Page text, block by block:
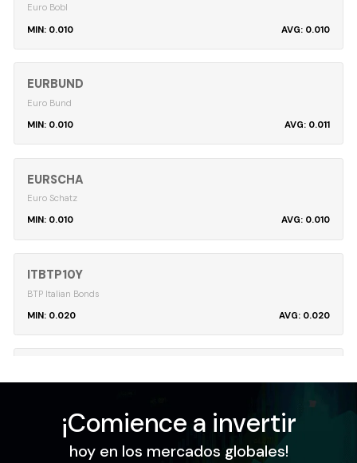
Euro Bobl
0.010
0.010
EURBUND
Euro Bund
0.010
0.011
EURSCHA
Euro Schatz
0.010
0.010
ITBTP10Y
BTP Italian Bonds
0.020
0.020
0.030
0.034
¡Comience a invertir
hoy en los mercados globales!